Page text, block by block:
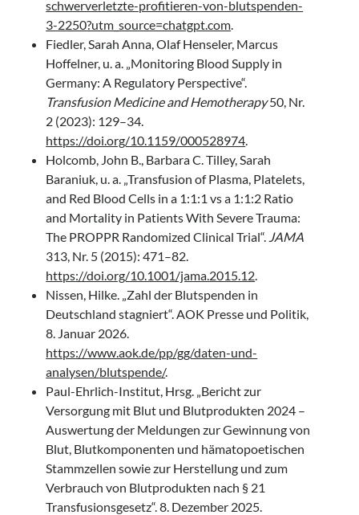
schwerverletzte-profitieren-von-blutspenden-
3-2250?utm_source=chatgpt.com.
Fiedler, Sarah Anna, Olaf Henseler, Marcus
Hoffelner, u. a. „Monitoring Blood Supply in
Germany: A Regulatory Perspective“.
Transfusion Medicine and Hemotherapy50, Nr.
2 (2023): 129–34.
https://doi.org/10.1159/000528974.
Holcomb, John B., Barbara C. Tilley, Sarah
Baraniuk, u. a. „Transfusion of Plasma, Platelets,
and Red Blood Cells in a 1:1:1 vs a 1:1:2 Ratio
and Mortality in Patients With Severe Trauma:
The PROPPR Randomized Clinical Trial“. JAMA
313, Nr. 5 (2015): 471–82.
https://doi.org/10.1001/jama.2015.12.
Nissen, Hilke. „Zahl der Blutspenden in
Deutschland stagniert“. AOK Presse und Politik,
8. Januar 2026.
https://www.aok.de/pp/gg/daten-und-
analysen/blutspende/.
Paul-Ehrlich-Institut, Hrsg. „Bericht zur
Versorgung mit Blut und Blutprodukten 2024 –
Auswertung der Meldungen zur Gewinnung von
Blut, Blutkomponenten und hämatopoetischen
Stammzellen sowie zur Herstellung und zum
Verbrauch von Blutprodukten nach § 21
Transfusionsgesetz“. 8. Dezember 2025.